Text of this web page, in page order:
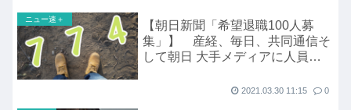
ニュー速＋
【朝日新聞「希望退職100人募
集」】 産経、毎日、共同通信そ
して朝日 大手メディアに人員整
2021.03.30 11:15 0